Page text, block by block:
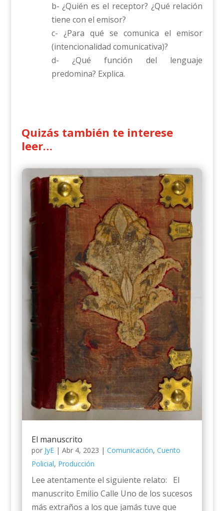
b- ¿Quién es el receptor? ¿Qué relación
tiene con el emisor?
c- ¿Para qué se comunica el emisor
(intencionalidad comunicativa)?
d- ¿Qué función del lenguaje
predomina? Explica.
Quizás también te interese
leer…
El manuscrito
por JyE| Abr 4, 2023 | Comunicación, Cuento
Policial, Producción
Lee atentamente el siguiente relato: El
manuscrito Emilio Calle Uno de los sucesos
más extraños a los que jamás tuve que